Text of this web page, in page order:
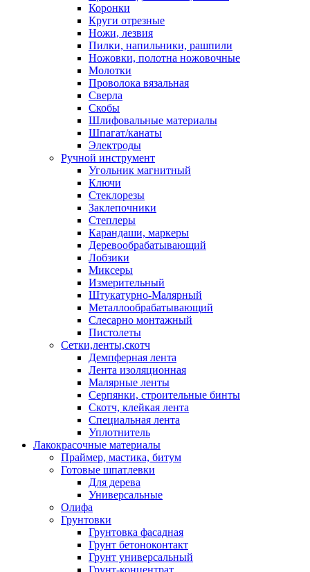
Коронки
Круги отрезные
Ножи, лезвия
Пилки, напильники, рашпили
Ножовки, полотна ножовочные
Молотки
Проволока вязальная
Сверла
Скобы
Шлифовальные материалы
Шпагат/канаты
Электроды
Ручной инструмент
Угольник магнитный
Ключи
Стеклорезы
Заклепочники
Степлеры
Карандаши, маркеры
Деревообрабатывающий
Лобзики
Миксеры
Измерительный
Штукатурно-Малярный
Металлообрабатывающий
Слесарно монтажный
Пистолеты
Сетки,ленты,скотч
Демпферная лента
Лента изоляционная
Малярные ленты
Серпянки, строительные бинты
Скотч, клейкая лента
Специальная лента
Уплотнитель
Лакокрасочные материалы
Праймер, мастика, битум
Готовые шпатлевки
Для дерева
Универсальные
Олифа
Грунтовки
Грунтовка фасадная
Грунт бетоноконтакт
Грунт универсальный